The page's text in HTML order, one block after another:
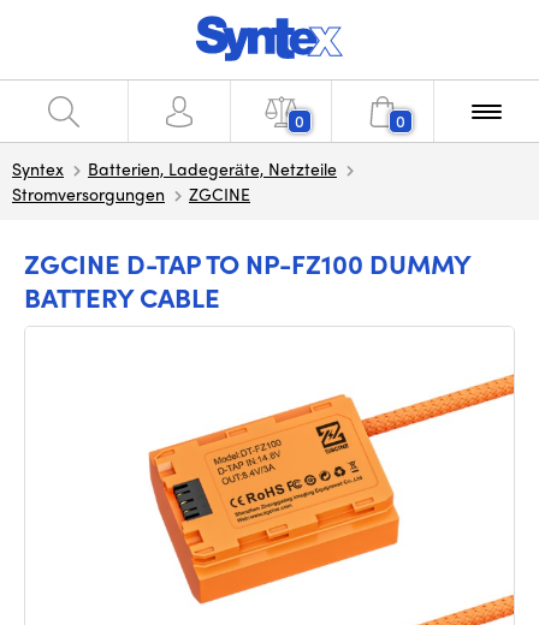
0 0
Syntex
Batterien, Ladegeräte, Netzteile
Stromversorgungen
ZGCINE
ZGCINE D-TAP TO NP-FZ100 DUMMY
BATTERY CABLE